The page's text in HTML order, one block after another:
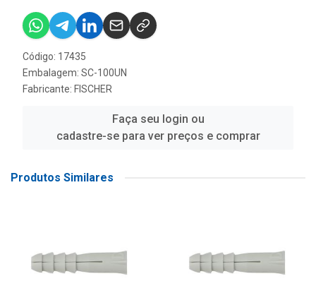
Código: 17435
Embalagem: SC-100UN
Fabricante: FISCHER
Faça seu login ou
cadastre-se para ver preços e comprar
Produtos Similares